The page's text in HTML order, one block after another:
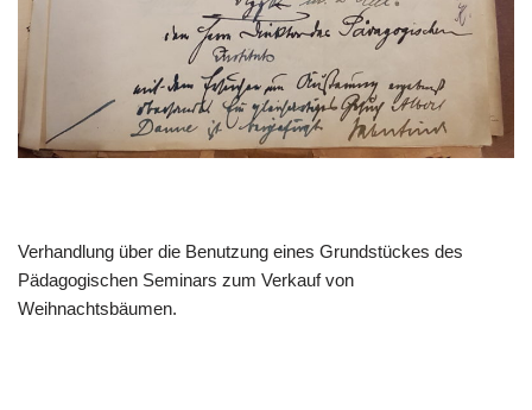
Verhandlung über die Benutzung eines Grundstückes des
Pädagogischen Seminars zum Verkauf von
Weihnachtsbäumen.